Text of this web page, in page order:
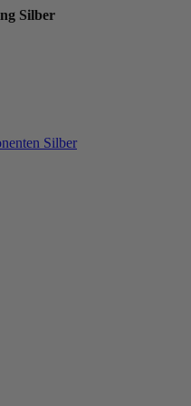
Silber
Silber